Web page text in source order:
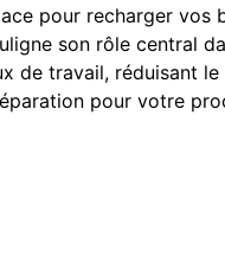
pour recharger
son rôle central
travail, réduisant
pour votre